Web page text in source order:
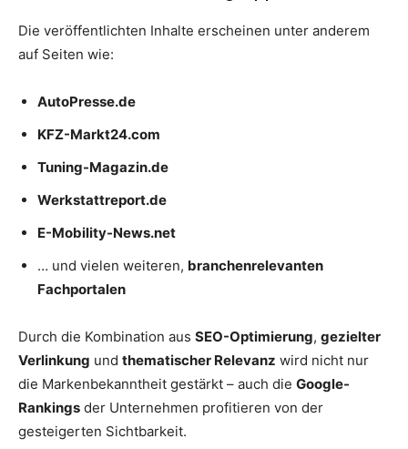
Die veröffentlichten Inhalte erscheinen unter anderem
auf Seiten wie:
AutoPresse.de
KFZ-Markt24.com
Tuning-Magazin.de
Werkstattreport.de
E-Mobility-News.net
… und vielen weiteren, branchenrelevanten
Fachportalen
Durch die Kombination aus SEO-Optimierung, gezielter
Verlinkung und thematischer Relevanz wird nicht nur
die Markenbekanntheit gestärkt – auch die Google-
Rankings der Unternehmen profitieren von der
gesteigerten Sichtbarkeit.